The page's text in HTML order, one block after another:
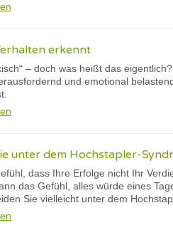
erkennt
– doch was heißt das
und emotional
unter dem Hochstapler-
dass Ihre Erfolge nicht Ihr
das Gefühl, alles würde eines
Sie vielleicht unter dem